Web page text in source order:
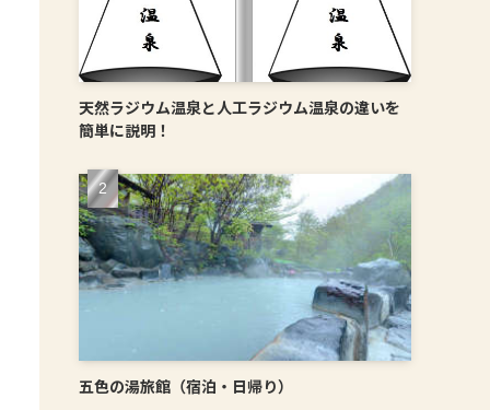
天然ラジウム温泉と人工ラジウム温泉の違いを
簡単に説明！
五色の湯旅館（宿泊・日帰り）